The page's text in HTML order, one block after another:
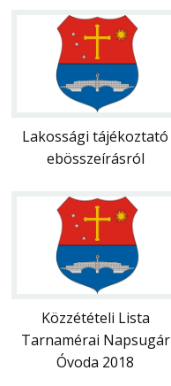
Lakossági tájékoztató
ebösszeírásról
Közzétételi Lista
Tarnamérai Napsugár
Óvoda 2018